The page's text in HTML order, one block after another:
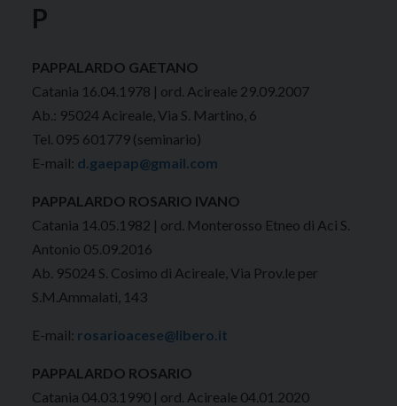
P
PAPPALARDO GAETANO
Catania 16.04.1978 | ord. Acireale 29.09.2007
Ab.: 95024 Acireale, Via S. Martino, 6
Tel. 095 601779 (seminario)
E-mail: d.gaepap@gmail.com
PAPPALARDO ROSARIO IVANO
Catania 14.05.1982 | ord. Monterosso Etneo di Aci S.
Antonio 05.09.2016
Ab. 95024 S. Cosimo di Acireale, Via Prov.le per
S.M.Ammalati, 143
E-mail: rosarioacese@libero.it
PAPPALARDO ROSARIO
Catania 04.03.1990 | ord. Acireale 04.01.2020